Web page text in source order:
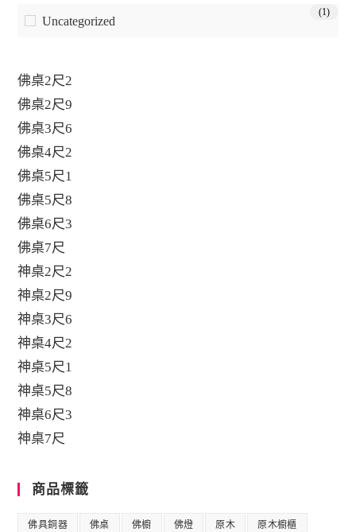
Uncategorized
(1)
佛桌2尺2
佛桌2尺9
佛桌3尺6
佛桌4尺2
佛桌5尺1
佛桌5尺8
佛桌6尺3
佛桌7尺
神桌2尺2
神桌2尺9
神桌3尺6
神桌4尺2
神桌5尺1
神桌5尺8
神桌6尺3
神桌7尺
商品標籤
佛具銅器 佛桌 佛櫥 佛燈 原木 原木櫥櫃